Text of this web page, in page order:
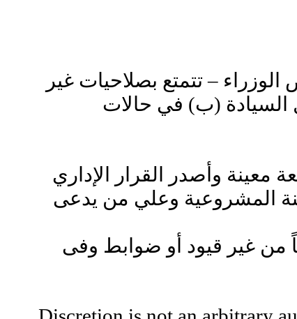
– تتمتع بصلاحيات غير
السيادة (ب) في حالات
معينة وأصدر القرار الإداري
المشروعية وعلي من يدعى
من غير قيود أو ضوابط وفى